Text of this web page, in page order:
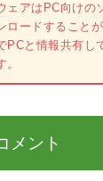
ェアはPC向けの
ードすることが
PCと情報共有し
メント